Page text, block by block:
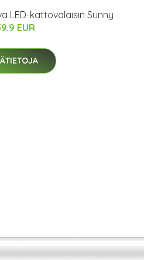
LED-kattovalaisin Sunny
EUR